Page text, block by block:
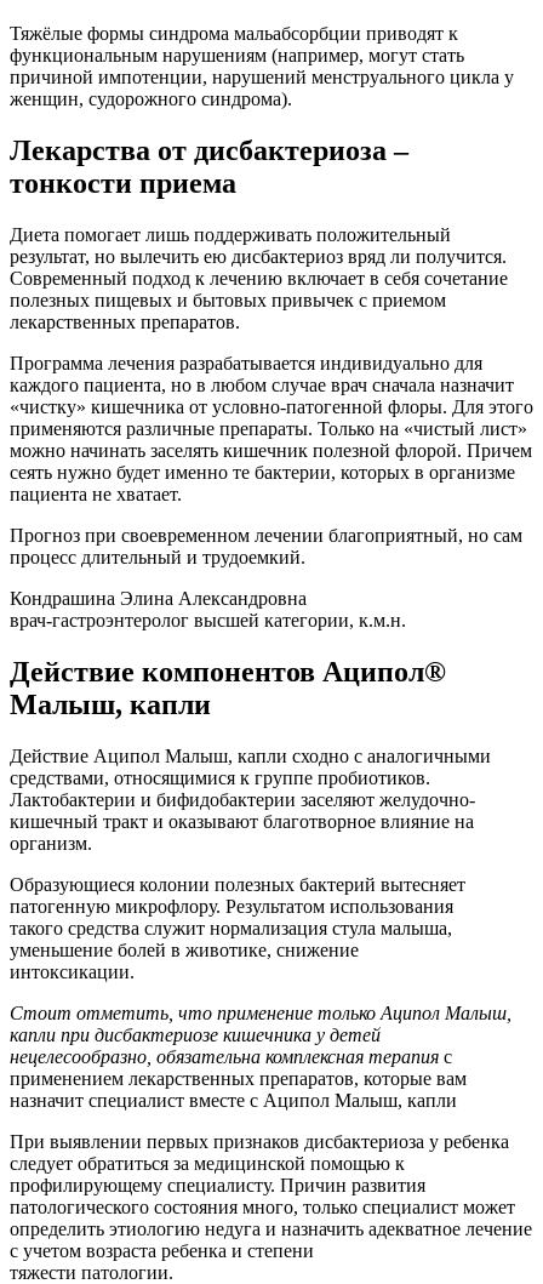
Тяжёлые формы синдрома мальабсорбции приводят к
функциональным нарушениям (например, могут стать
причиной импотенции, нарушений менструального цикла у
женщин, судорожного синдрома).
Лекарства от дисбактериоза –
тонкости приема
Диета помогает лишь поддерживать положительный
результат, но вылечить ею дисбактериоз вряд ли получится.
Современный подход к лечению включает в себя сочетание
полезных пищевых и бытовых привычек с приемом
лекарственных препаратов.
Программа лечения разрабатывается индивидуально для
каждого пациента, но в любом случае врач сначала назначит
«чистку» кишечника от условно-патогенной флоры. Для этого
применяются различные препараты. Только на «чистый лист»
можно начинать заселять кишечник полезной флорой. Причем
сеять нужно будет именно те бактерии, которых в организме
пациента не хватает.
Прогноз при своевременном лечении благоприятный, но сам
процесс длительный и трудоемкий.
Кондрашина Элина Александровна
врач-гастроэнтеролог высшей категории, к.м.н.
Действие компонентов Аципол®
Малыш, капли
Действие Аципол Малыш, капли сходно с аналогичными
средствами, относящимися к группе пробиотиков.
Лактобактерии и бифидобактерии заселяют желудочно-
кишечный тракт и оказывают благотворное влияние на
организм.
Образующиеся колонии полезных бактерий вытесняет
патогенную микрофлору. Результатом использования
такого средства служит нормализация стула малыша,
уменьшение болей в животике, снижение
интоксикации.
Стоит отметить, что применение только Аципол Малыш,
капли при дисбактериозе кишечника у детей
нецелесообразно, обязательна комплексная терапия с
применением лекарственных препаратов, которые вам
назначит специалист вместе с Аципол Малыш, капли
При выявлении первых признаков дисбактериоза у ребенка
следует обратиться за медицинской помощью к
профилирующему специалисту. Причин развития
патологического состояния много, только специалист может
определить этиологию недуга и назначить адекватное лечение
с учетом возраста ребенка и степени
тяжести патологии.